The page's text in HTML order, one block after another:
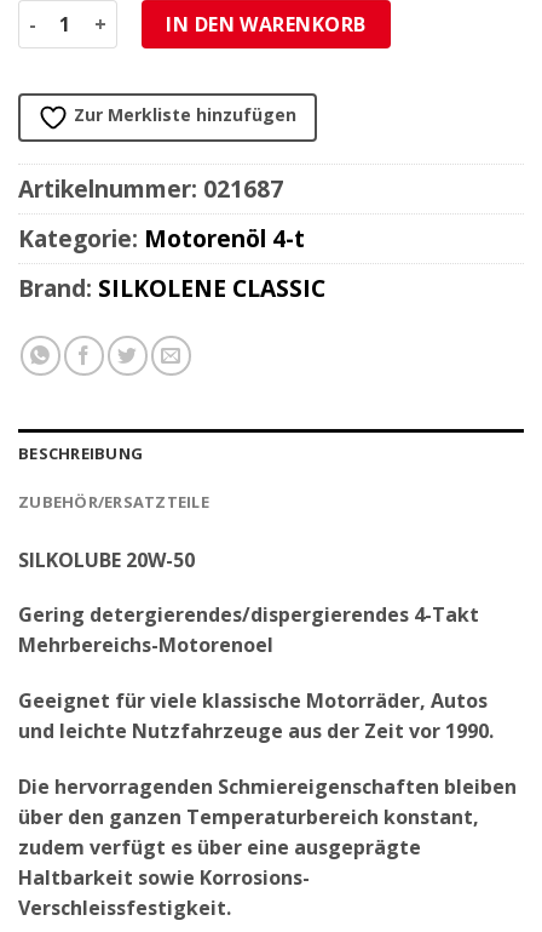
Motorenöl 4-Takt 20W-50 Silkolene Classic SILKOLUBE
IN DEN WARENKORB
Zur Merkliste hinzufügen
Artikelnummer: 021687
Kategorie: Motorenöl 4-t
Brand: SILKOLENE CLASSIC
BESCHREIBUNG
ZUBEHÖR/ERSATZTEILE
SILKOLUBE 20W-50
Gering detergierendes/dispergierendes 4-Takt
Mehrbereichs-Motorenoel
Geeignet für viele klassische Motorräder, Autos
und leichte Nutzfahrzeuge aus der Zeit vor 1990.
Die hervorragenden Schmiereigenschaften bleiben
über den ganzen Temperaturbereich konstant,
zudem verfügt es über eine ausgeprägte
Haltbarkeit sowie Korrosions-
Verschleissfestigkeit.